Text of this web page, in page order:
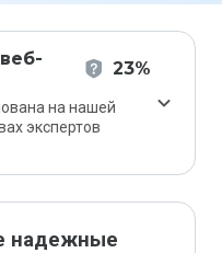
23%
на нашей
экспертов
надежные